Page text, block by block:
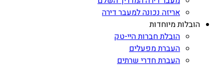
אריזה נכונה למעבר דירה
הובלות מיוחדות
הובלת חברות היי-טק
העברת מפעלים
העברת חדרי שרתים